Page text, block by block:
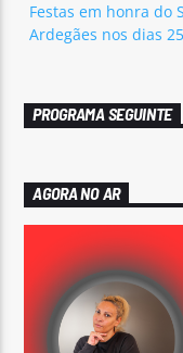
Festas em honra do
Ardegães nos dias
PROGRAMA SEGUINTE
AGORA NO AR